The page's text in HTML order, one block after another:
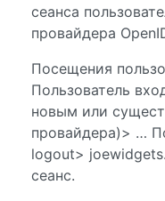
сеанса
провайдера
Посещения
Пользователь
новым или
провайдера)> …
logout>
сеанс.